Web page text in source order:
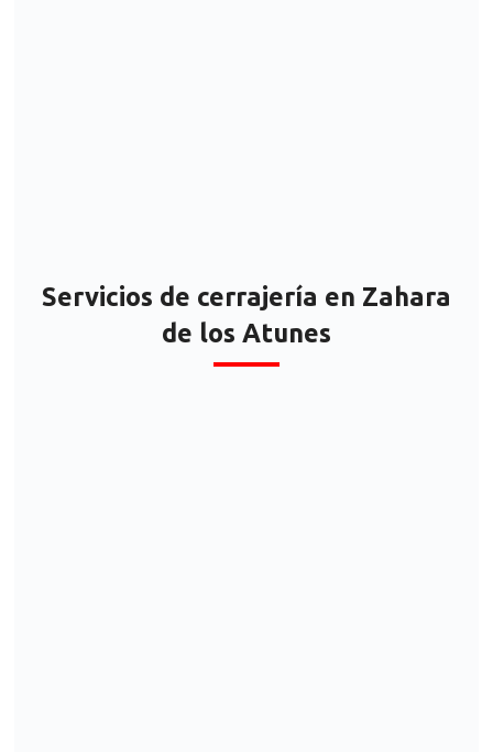
Servicios de cerrajería en Zahara
de los Atunes